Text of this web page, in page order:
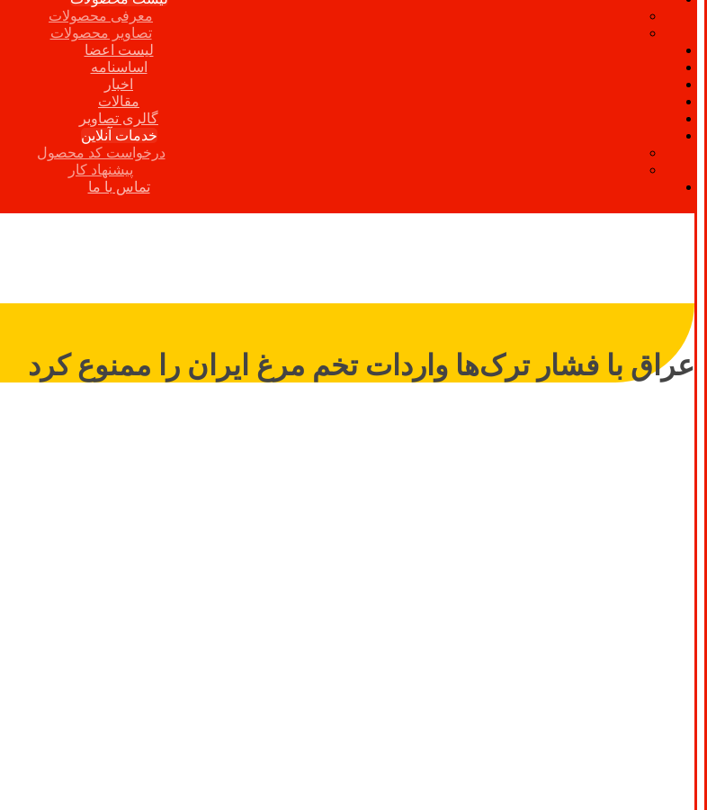
معرفی محصولات
تصاویر محصولات
لیست اعضا
اساسنامه
اخبار
مقالات
گالری تصاویر
خدمات آنلاین
درخواست کد محصول
پیشنهاد کار
تماس با ما
عراق با فشار ترک‌ها واردات تخم ‌مرغ ایران را ممنوع کرد